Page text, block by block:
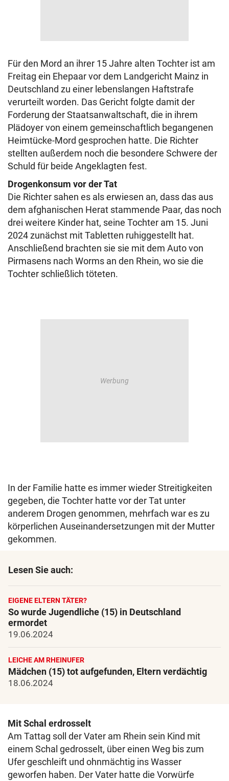
Für den Mord an ihrer 15 Jahre alten Tochter ist am
Freitag ein Ehepaar vor dem Landgericht Mainz in
Deutschland zu einer lebenslangen Haftstrafe
verurteilt worden. Das Gericht folgte damit der
Forderung der Staatsanwaltschaft, die in ihrem
Plädoyer von einem gemeinschaftlich begangenen
Heimtücke-Mord gesprochen hatte. Die Richter
stellten außerdem noch die besondere Schwere der
Schuld für beide Angeklagten fest.
Drogenkonsum vor der Tat
Die Richter sahen es als erwiesen an, dass das aus
dem afghanischen Herat stammende Paar, das noch
drei weitere Kinder hat, seine Tochter am 15. Juni
2024 zunächst mit Tabletten ruhiggestellt hat.
Anschließend brachten sie sie mit dem Auto von
Pirmasens nach Worms an den Rhein, wo sie die
Tochter schließlich töteten.
In der Familie hatte es immer wieder Streitigkeiten
gegeben, die Tochter hatte vor der Tat unter
anderem Drogen genommen, mehrfach war es zu
körperlichen Auseinandersetzungen mit der Mutter
gekommen.
Lesen Sie auch:
EIGENE ELTERN TÄTER?
So wurde Jugendliche (15) in Deutschland
ermordet
19.06.2024
LEICHE AM RHEINUFER
Mädchen (15) tot aufgefunden, Eltern verdächtig
18.06.2024
Mit Schal erdrosselt
Am Tattag soll der Vater am Rhein sein Kind mit
einem Schal gedrosselt, über einen Weg bis zum
Ufer geschleift und ohnmächtig ins Wasser
geworfen haben. Der Vater hatte die Vorwürfe